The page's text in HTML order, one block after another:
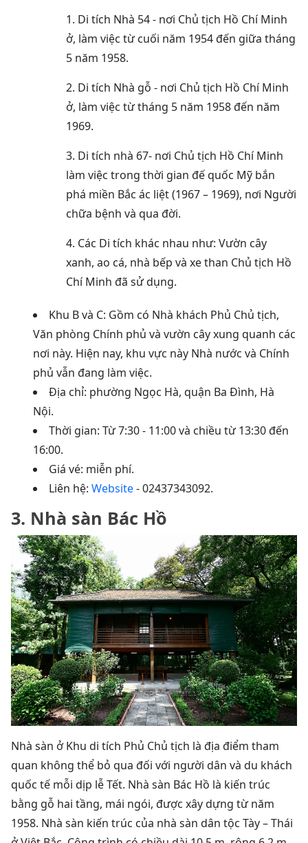
1. Di tích Nhà 54 - nơi Chủ tịch Hồ Chí Minh
ở, làm việc từ cuối năm 1954 đến giữa tháng
5 năm 1958.
2. Di tích Nhà gỗ - nơi Chủ tịch Hồ Chí Minh
ở, làm việc từ tháng 5 năm 1958 đến năm
1969.
3. Di tích nhà 67- nơi Chủ tịch Hồ Chí Minh
làm việc trong thời gian đế quốc Mỹ bắn
phá miền Bắc ác liệt (1967 – 1969), nơi Người
chữa bệnh và qua đời.
4. Các Di tích khác nhau như: Vườn cây
xanh, ao cá, nhà bếp và xe than Chủ tịch Hồ
Chí Minh đã sử dụng.
Khu B và C: Gồm có Nhà khách Phủ Chủ tịch,
Văn phòng Chính phủ và vườn cây xung quanh các
nơi này. Hiện nay, khu vực này Nhà nước và Chính
phủ vẫn đang làm việc.
Địa chỉ: phường Ngọc Hà, quận Ba Đình, Hà
Nội.
Thời gian: Từ 7:30 - 11:00 và chiều từ 13:30 đến
16:00.
Giá vé: miễn phí.
Liên hệ: Website- 02437343092.
3. Nhà sàn Bác Hồ
Nhà sàn ở Khu di tích Phủ Chủ tịch là địa điểm tham
quan không thể bỏ qua đối với người dân và du khách
quốc tế mỗi dịp lễ Tết. Nhà sàn Bác Hồ là kiến ​​trúc
bằng gỗ hai tầng, mái ngói, được xây dựng từ năm
1958. Nhà sàn kiến ​​trúc của nhà sàn dân tộc Tày – Thái